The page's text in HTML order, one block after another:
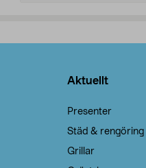
Aktuellt
Presenter
Städ & rengöring
Grillar